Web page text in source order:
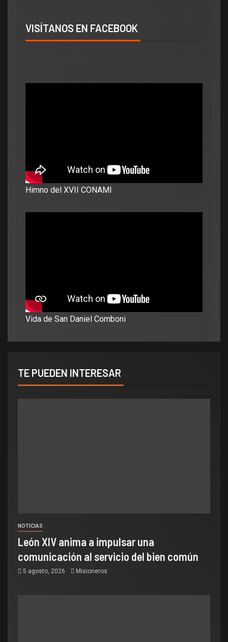
VISÍTANOS EN FACEBOOK
Himno del XVII CONAMI
Vida de San Daniel Comboni
TE PUEDEN INTERESAR
NOTICIAS
León XIV anima a impulsar una
comunicación al servicio del bien común
5 agosto, 2026 Misioneros